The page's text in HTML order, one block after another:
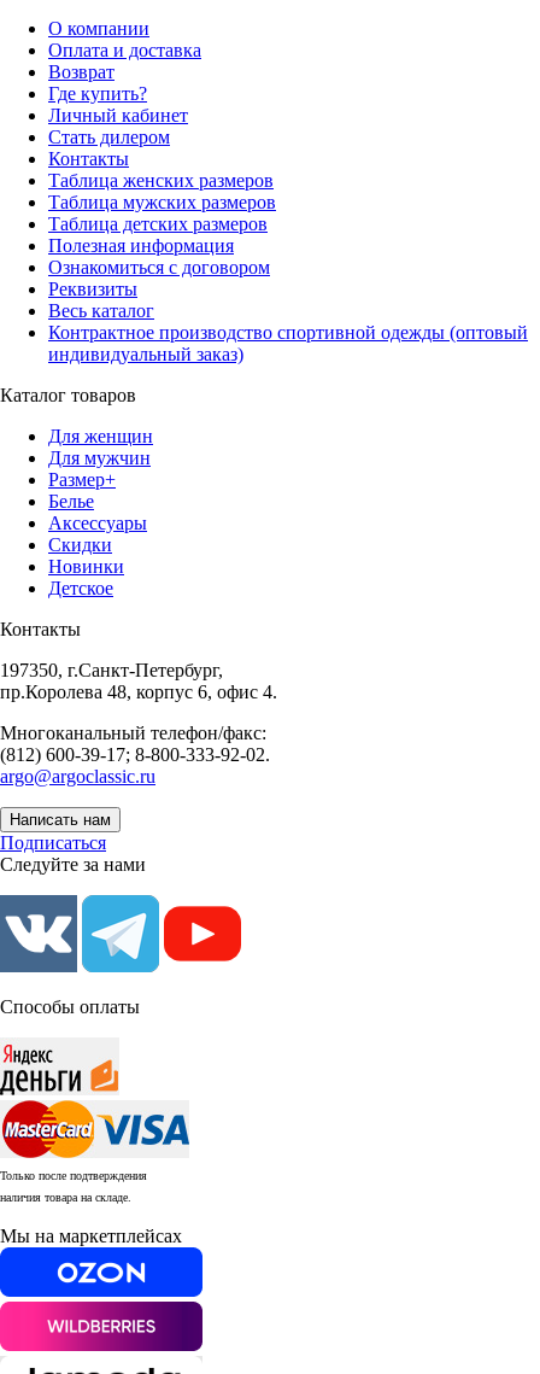
О компании
Оплата и доставка
Возврат
Где купить?
Личный кабинет
Стать дилером
Контакты
Таблица женских размеров
Таблица мужских размеров
Таблица детских размеров
Полезная информация
Ознакомиться с договором
Реквизиты
Весь каталог
Контрактное производство спортивной одежды (оптовый
индивидуальный заказ)
Каталог товаров
Для женщин
Для мужчин
Размер+
Белье
Аксессуары
Скидки
Новинки
Детское
Контакты
197350, г.Санкт-Петербург,
пр.Королева 48, корпус 6, офис 4.
Многоканальный телефон/факс:
(812) 600-39-17; 8-800-333-92-02.
argo@argoclassic.ru
Написать нам
Подписаться
Следуйте за нами
Способы оплаты
Только после подтверждения
наличия товара на складе.
Мы на маркетплейсах